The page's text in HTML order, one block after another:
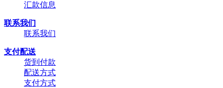
汇款信息
联系我们
联系我们
支付配送
货到付款
配送方式
支付方式